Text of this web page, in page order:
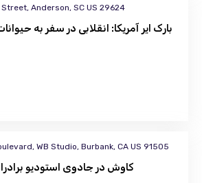
Anderson, SC US 29624
بارک ایر آمریکا: انقلابی در سفر به
WB Studio, Burbank, CA US 91505
کاوش در جادوی استودیو